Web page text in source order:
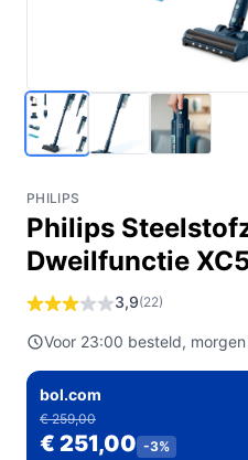
PHILIPS
Philips
Dweilfunctie
3,9(22)
Voor 23:00 besteld, morgen
bol.com
€ 259,00
€ 251,00 -3%